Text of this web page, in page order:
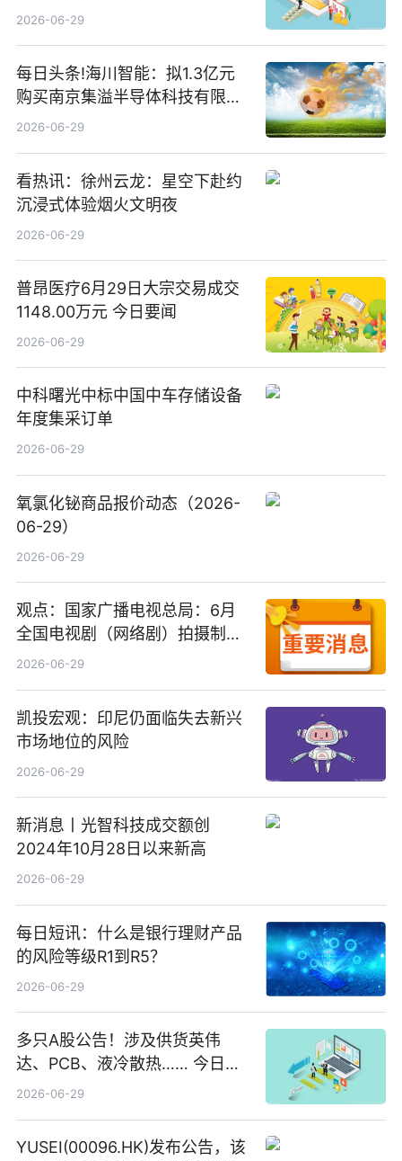
2026-06-29
每日头条!海川智能：拟1.3亿元
购买南京集溢半导体科技有限公
司15.3%股权
2026-06-29
看热讯：徐州云龙：星空下赴约
沉浸式体验烟火文明夜
2026-06-29
普昂医疗6月29日大宗交易成交
1148.00万元 今日要闻
2026-06-29
中科曙光中标中国中车存储设备
年度集采订单
2026-06-29
氧氯化铋商品报价动态（2026-
06-29）
2026-06-29
观点：国家广播电视总局：6月
全国电视剧（网络剧）拍摄制作
备案公示剧目197部
2026-06-29
凯投宏观：印尼仍面临失去新兴
市场地位的风险
2026-06-29
新消息丨光智科技成交额创
2024年10月28日以来新高
2026-06-29
每日短讯：什么是银行理财产品
的风险等级R1到R5？
2026-06-29
多只A股公告！涉及供货英伟
达、PCB、液冷散热…… 今日快
讯
2026-06-29
YUSEI(00096.HK)发布公告，该